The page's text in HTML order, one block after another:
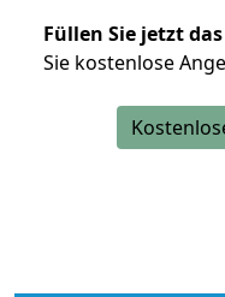
Füllen Sie jetzt
Sie kostenlose